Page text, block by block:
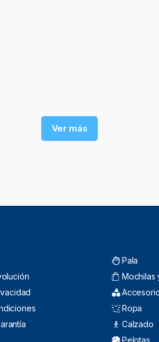
Ver más
Pala
Mochilas
Ropa
Calzado
Pelotas